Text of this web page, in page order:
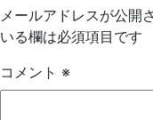
ビ
ゲ
ー
メールアドレスが公開
いる欄は必須項目です
コメント ※